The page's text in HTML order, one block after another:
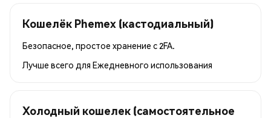
Кошелёк Phemex (кастодиальный)
Безопасное, простое хранение с 2FA.
Лучше всего для Ежедневного использования
Холодный кошелек (самостоятельное